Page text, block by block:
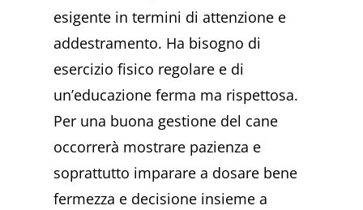
esigente in termini di attenzione e
addestramento. Ha bisogno di
esercizio fisico regolare e di
un’educazione ferma ma rispettosa.
Per una buona gestione del cane
occorrerà mostrare pazienza e
soprattutto imparare a dosare bene
fermezza e decisione insieme a